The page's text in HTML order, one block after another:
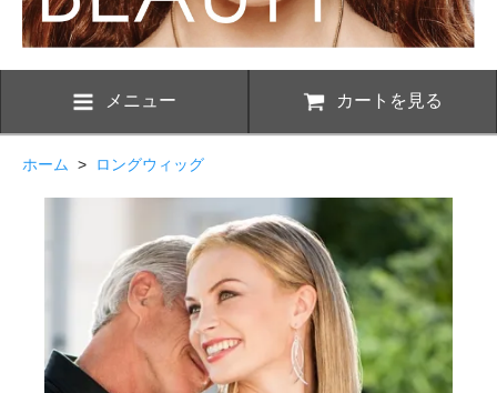
メニュー カートを見る
ホーム > ロングウィッグ